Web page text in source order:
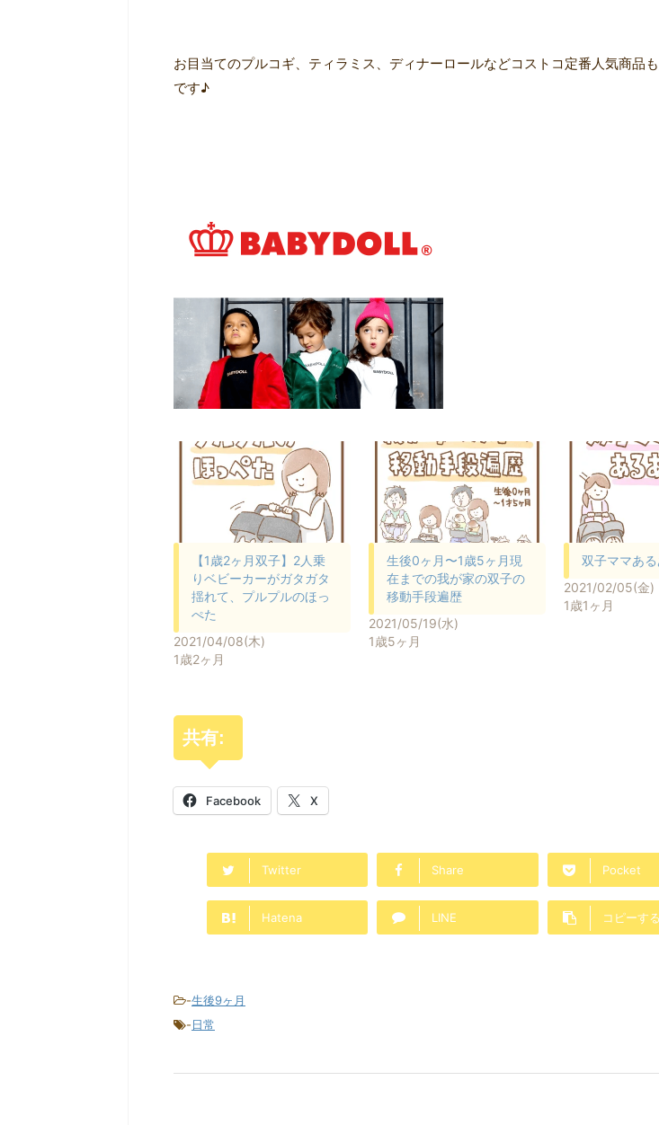
お目当てのプルコギ、ティラミス、ディナーロールなどコストコ定番人気商品
です♪
【1歳2ヶ月双子】2人乗
りベビーカーがガタガタ
揺れて、プルプルのほっ
ぺた
2021/04/08(木)
1歳2ヶ月
生後0ヶ月〜1歳5ヶ月現
在までの我が家の双子の
移動手段遍歴
2021/05/19(水)
1歳5ヶ月
双子ママあ
2021/02/05(金)
1歳1ヶ月
共有:
Facebook X
Twitter Share Pocket
Hatena LINE コピーする
-生後9ヶ月
-日常